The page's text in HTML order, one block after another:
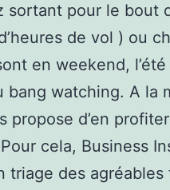
sortant pour le bout
de vol ) ou
en weekend,
bang watching. A la
propose d’en
cela, Business
triage des